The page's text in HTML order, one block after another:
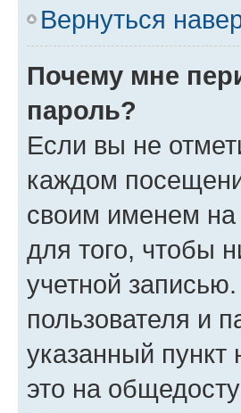
Вернуться
Почему мне
пароль?
Если вы не
каждом
своим именем
для того, чтобы
учетной
пользователя и
указанный
это на